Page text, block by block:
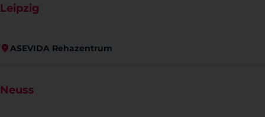
Leipzig
ASEVIDA Rehazentrum
Neuss